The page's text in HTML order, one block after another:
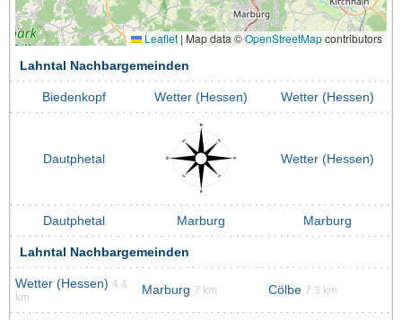
Leaflet | Map data ©OpenStreetMapcontributors
Lahntal Nachbargemeinden
Biedenkopf Wetter (Hessen) Wetter (Hessen)
Dautphetal Wetter (Hessen)
Dautphetal Marburg Marburg
Lahntal Nachbargemeinden
Wetter (Hessen) 4.4
km
Marburg 7 km Cölbe 7.3 km